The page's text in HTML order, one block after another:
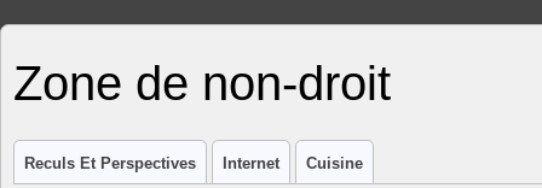
Zone de non-droit
Reculs Et Perspectives Internet Cuisine